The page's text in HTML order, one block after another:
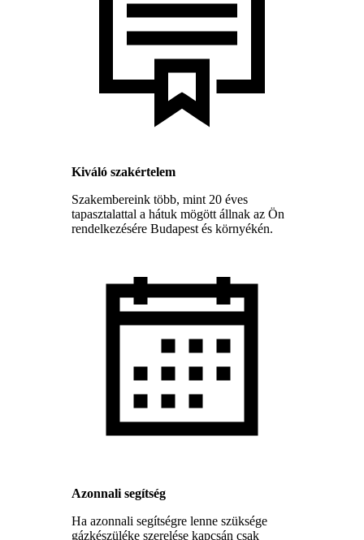
Kiváló szakértelem
Szakembereink több, mint 20 éves
tapasztalattal a hátuk mögött állnak az Ön
rendelkezésére Budapest és környékén.
Azonnali segítség
Ha azonnali segítségre lenne szüksége
gázkészüléke szerelése kapcsán csak